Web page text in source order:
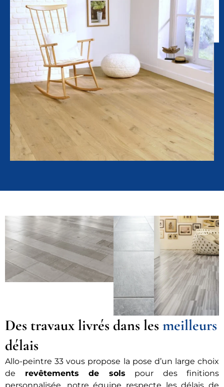
Des travaux livrés dans les meilleurs
délais
Allo-peintre 33 vous propose la pose d’un large choix
de revêtements de sols pour des finitions